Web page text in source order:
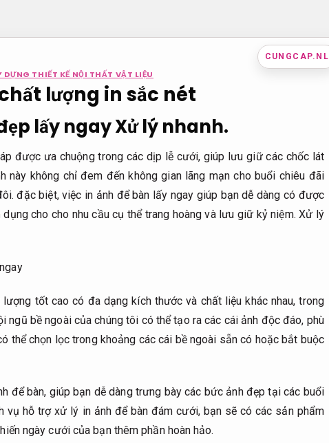
CUNGCAP.NL
DỰNG THIẾT KẾ NỘI THẤT VẬT LIỆU
lượng in sắc nét
lấy ngayXử lý nhanh.
được ưa chuộng trong các dịp lễ cưới, giúp lưu giữ các chốc lát
này không chỉ đem đến không gian lãng mạn cho buổi chiêu đãi
đặc biệt, việc in ảnh để bàn lấy ngay giúp bạn dễ dàng có được
cho cho nhu cầu cụ thể trang hoàng và lưu giữ kỷ niệm.Xử lý
tốt cao có đa dạng kích thước và chất liệu khác nhau, trong
ngũ bề ngoài của chúng tôi có thể tạo ra các cái ảnh độc đáo, phù
thể chọn lọc trong khoảng các cái bề ngoài sẵn có hoặc bắt buộc
để bàn, giúp bạn dễ dàng trưng bày các bức ảnh đẹp tại các buổi
vụ hỗ trợ xử lý in ảnh để bàn đám cưới, bạn sẽ có các sản phẩm
ngày cưới của bạn thêm phần hoàn hảo.